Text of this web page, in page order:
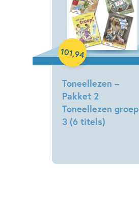
Toneellezen –
Pakket 2
Toneellezen groep
3 (6 titels)
101,94
Samengesteld pakket